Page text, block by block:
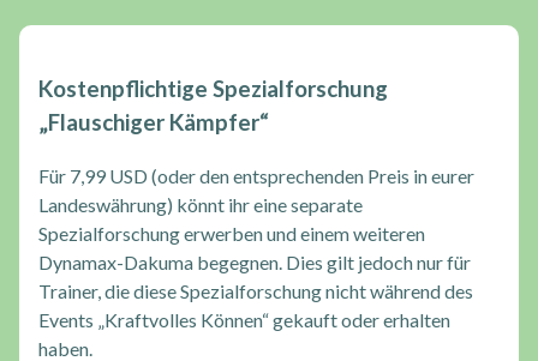
Kostenpflichtige Spezialforschung
„Flauschiger Kämpfer“
Für 7,99 USD (oder den entsprechenden Preis in eurer
Landeswährung) könnt ihr eine separate
Spezialforschung erwerben und einem weiteren
Dynamax-Dakuma begegnen. Dies gilt jedoch nur für
Trainer, die diese Spezialforschung nicht während des
Events „Kraftvolles Können“ gekauft oder erhalten
haben.